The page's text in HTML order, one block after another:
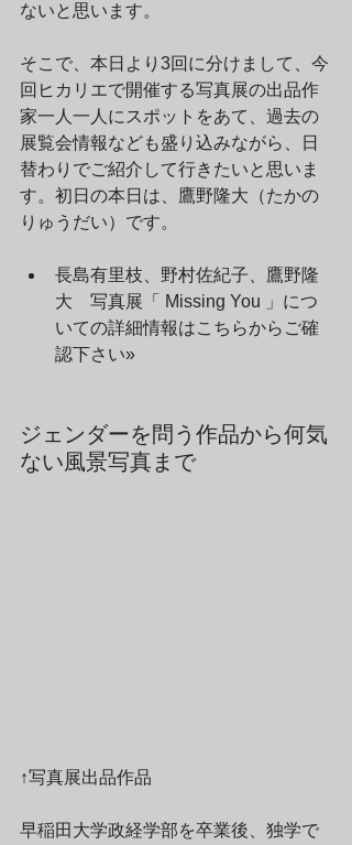
ないと思います。
そこで、本日より3回に分けまして、今
回ヒカリエで開催する写真展の出品作
家一人一人にスポットをあて、過去の
展覧会情報なども盛り込みながら、日
替わりでご紹介して行きたいと思いま
す。初日の本日は、鷹野隆大（たかの
りゅうだい）です。
長島有里枝、野村佐紀子、鷹野隆
大　写真展「 Missing You 」につ
いての詳細情報はこちらからご確
認下さい»
ジェンダーを問う作品から何気
ない風景写真まで
↑写真展出品作品
早稲田大学政経学部を卒業後、独学で